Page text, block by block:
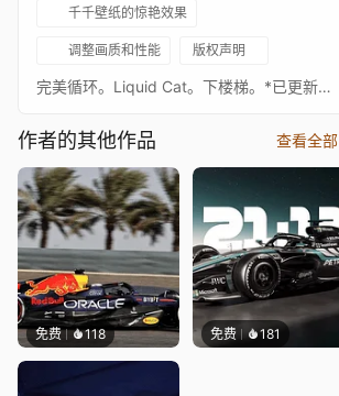
千千壁纸的惊艳效果
调整画质和性能 版权声明
完美循环。Liquid Cat。下楼梯。*已更新*请访问我的工作坊：https://steamcommunity.com/sharedfiles/filedetails/?id=2339828730
作者的其他作品 查看全部
免费 118 免费 181